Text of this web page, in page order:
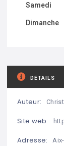
Samedi
Dimanche
DÉTAILS
Auteur:
Site web:
Adresse: